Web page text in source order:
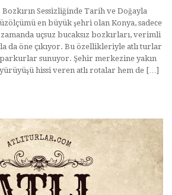
Sessizliğinde Tarih ve Doğayla
en büyük şehri olan Konya, sadece
uçsuz bucaksız bozkırları, verimli
da öne çıkıyor. Bu özellikleriyle atlı turlar
sunuyor. Şehir merkezine yakın
hissi veren atlı rotalar hem de […]